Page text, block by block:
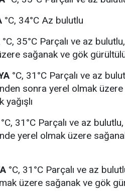
°C, 34°C Az bulutlu
°C, 35°C Parçalı ve az
sağanak ve gök
°C, 31°C Parçalı ve az
sonra yerel olmak
yağışlı
°C, 31°C Parçalı ve az
yerel olmak üzere
°C, 31°C Parçalı ve az
üzere sağanak ve gök